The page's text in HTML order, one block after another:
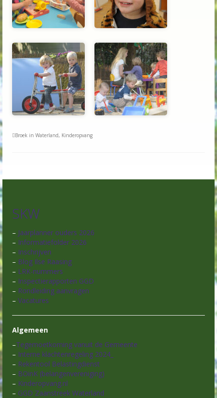
Broek in Waterland, Kinderopvang
SKW
– Jaarplanner ouders 2026
– Informatiefolder 2026
– Inschrijven
– Blog Ilse Raasing
– LRK-nummers
– Inspectierapporten GGD
– Rondleiding aanvragen
– Vacatures
Algemeen
–Tegemoetkoming vanuit de Gemeente
– Interne klachtenregeling 2024_
– Rekentool Belastingdienst
– BOinK (belangenvereniging)
– Kinderopvang.nl
– GGD Zaanstreek Waterland